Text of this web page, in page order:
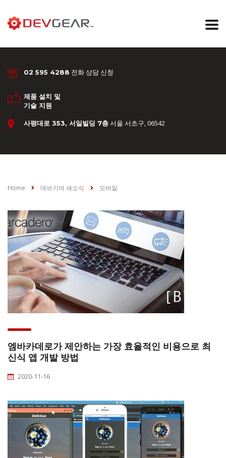
02 595 4288 전화 상담 신청
제품 설치 및
기술 지원
사평대로 353, 서일빌딩 7층서울 서초구, 06542
Home 데브기어 새소식 모바일
엠바카데로가 제안하는 가장 효율적인 비용으로 최
신식 앱 개발 방법
2020-11-16